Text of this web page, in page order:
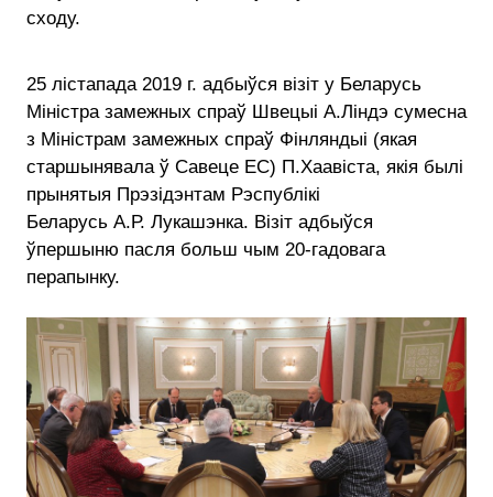
сходу.
25 лістапада 2019 г. адбыўся візіт у Беларусь
Міністра замежных спраў Швецыі А.Ліндэ сумесна
з Міністрам замежных спраў Фінляндыі (якая
старшынявала ў Савеце ЕС) П.Хаавіста, якія былі
прынятыя Прэзідэнтам Рэспублікі
Беларусь А.Р. Лукашэнка. Візіт адбыўся
ўпершыню пасля больш чым 20-гадовага
перапынку.